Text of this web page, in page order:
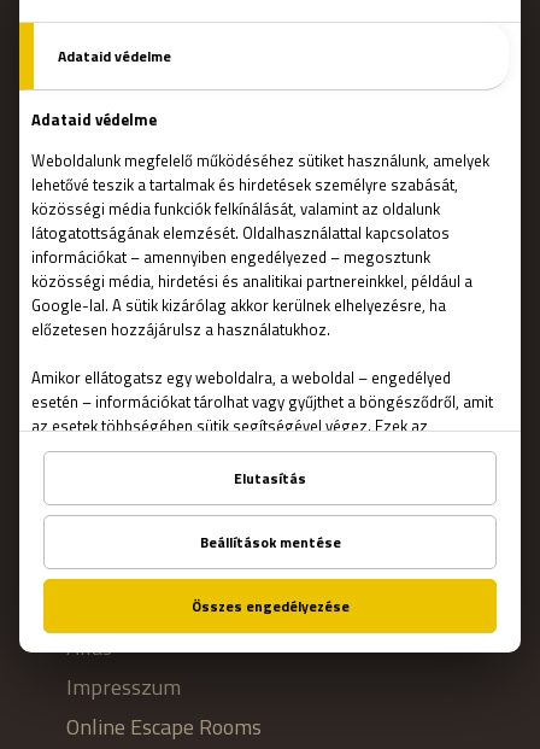
Hogyan működik?
Szabadulószobák
Csapatépítő
Blog
Kapcsolat
Általános szerződési feltételek
Adatvédelmi nyilatkozat
GYIK
Állás
Impresszum
Online Escape Rooms